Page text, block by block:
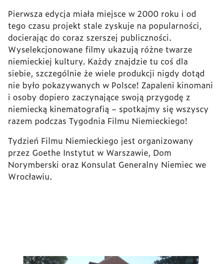
Pierwsza edycja miała miejsce w 2000 roku i od
tego czasu projekt stale zyskuje na popularności,
docierając do coraz szerszej publiczności.
Wyselekcjonowane filmy ukazują różne twarze
niemieckiej kultury. Każdy znajdzie tu coś dla
siebie, szczególnie że wiele produkcji nigdy dotąd
nie było pokazywanych w Polsce! Zapaleni kinomani
i osoby dopiero zaczynające swoją przygodę z
niemiecką kinematografią – spotkajmy się wszyscy
razem podczas Tygodnia Filmu Niemieckiego!
Tydzień Filmu Niemieckiego jest organizowany
przez Goethe Instytut w Warszawie, Dom
Norymberski oraz Konsulat Generalny Niemiec we
Wrocławiu.